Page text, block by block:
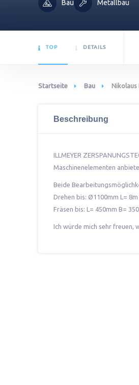
Bau Metallbau
TOP DETAILS
Startseite Bau Nikolaus
Beschreibung
ILLMEYER
Maschinenelementen
Beide
Drehen bis: Ø1100mm L=
Fräsen bis: L= 450mm B=
Ich würde mich sehr freuen,